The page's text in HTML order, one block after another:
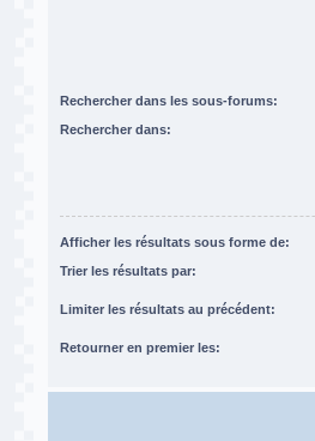
Rechercher dans les sous-forums:
Rechercher dans:
Afficher les résultats sous forme de:
Trier les résultats par:
Limiter les résultats au précédent:
Retourner en premier les: